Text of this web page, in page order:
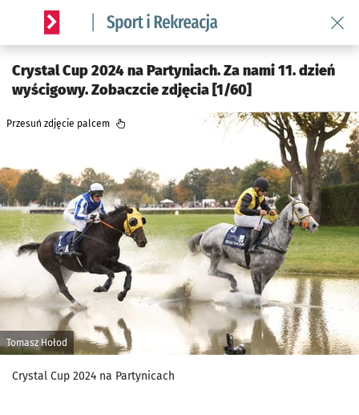
Serwis informacyjny wroclaw.pl podserwis: Sport i rekreacja
Crystal Cup 2024 na Partyniach. Za nami 11. dzień
wyścigowy. Zobaczcie zdjęcia [1/60]
Tomasz Hołod
Przesuń zdjęcie palcem
Crystal Cup 2024 na Partynicach